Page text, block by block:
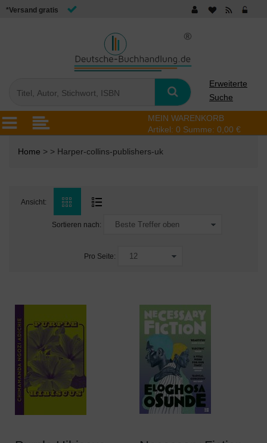
*Versand gratis
Erweiterte
Suche
MEIN WARENKORB
Artikel: 0 Summe: 0,00 €
Home > > Harper-collins-publishers-uk
Ansicht:
Sortieren nach:
Pro Seite: